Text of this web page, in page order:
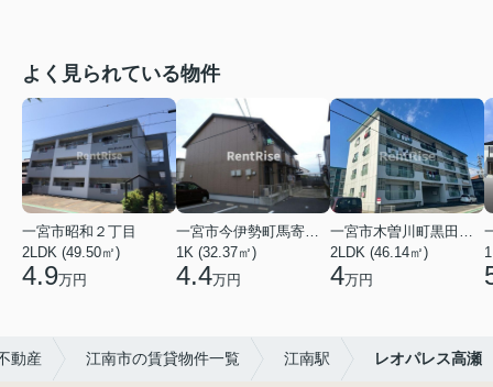
よく見られている物件
一宮市昭和２丁目
2LDK (49.50㎡)
4.9万円
一宮市今伊勢町馬寄字福塚前
1K (32.37㎡)
4.4万円
一宮市木曽川町黒田五ノ通り
2LDK (46.14㎡)
4万円
動産 江南市の賃貸物件一覧 江南駅 レオパレス高瀬